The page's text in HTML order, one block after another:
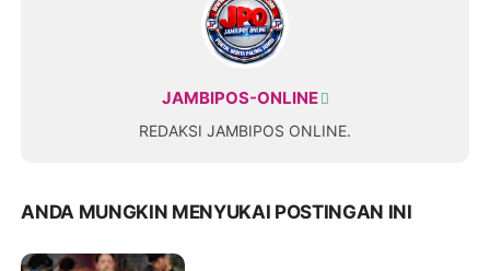
JAMBIPOS-ONLINE
REDAKSI JAMBIPOS ONLINE.
ANDA MUNGKIN MENYUKAI POSTINGAN INI